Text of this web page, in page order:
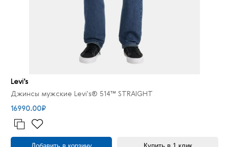
Levi’s
Джинсы мужские Levi's® 514™ STRAIGHT
16990.00₽